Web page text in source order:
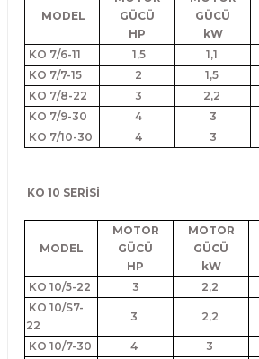
MODEL
GÜCÜ
HP
GÜCÜ
kW
KO 7/6-11 1,5 1,1
KO 7/7-15
2 1,5
KO 7/8-22
3 2,2
KO 7/9-30
4 3
KO 7/10-30
4 3
KO 10 SERİSİ
MODEL
MOTOR
GÜCÜ
HP
MOTOR
GÜCÜ
kW
KO 10/5-22 3 2,2
KO 10/S7-
22
3 2,2
KO 10/7-30 4 3